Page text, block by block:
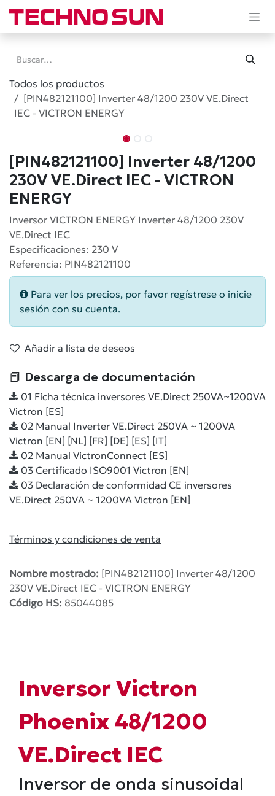
Ir al contenido
Todos los productos
[PIN482121100] Inverter 48/1200 230V VE.Direct
IEC - VICTRON ENERGY
[PIN482121100] Inverter 48/1200
230V VE.Direct IEC - VICTRON
ENERGY
Inversor VICTRON ENERGY Inverter 48/1200 230V
VE.Direct IEC
Especificaciones: 230 V
Referencia: PIN482121100
Para ver los precios, por favor regístrese o inicie
sesión con su cuenta.
Añadir a lista de deseos
📕 Descarga de documentación
01 Ficha técnica inversores VE.Direct 250VA~1200VA
Victron [ES]
02 Manual Inverter VE.Direct 250VA ~ 1200VA
Victron [EN] [NL] [FR] [DE] [ES] [IT]
02 Manual VictronConnect [ES]
03 Certificado ISO9001 Victron [EN]
03 Declaración de conformidad CE inversores
VE.Direct 250VA ~ 1200VA Victron [EN]
Términos y condiciones de venta
Nombre mostrado: [PIN482121100] Inverter 48/1200
230V VE.Direct IEC - VICTRON ENERGY
Código HS: 85044085
Inversor Victron
Phoenix 48/1200
VE.Direct IEC
Inversor de onda sinusoidal